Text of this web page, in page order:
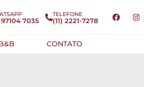
97104 7035
TELEFONE
(11) 2221-7278
CONTATO